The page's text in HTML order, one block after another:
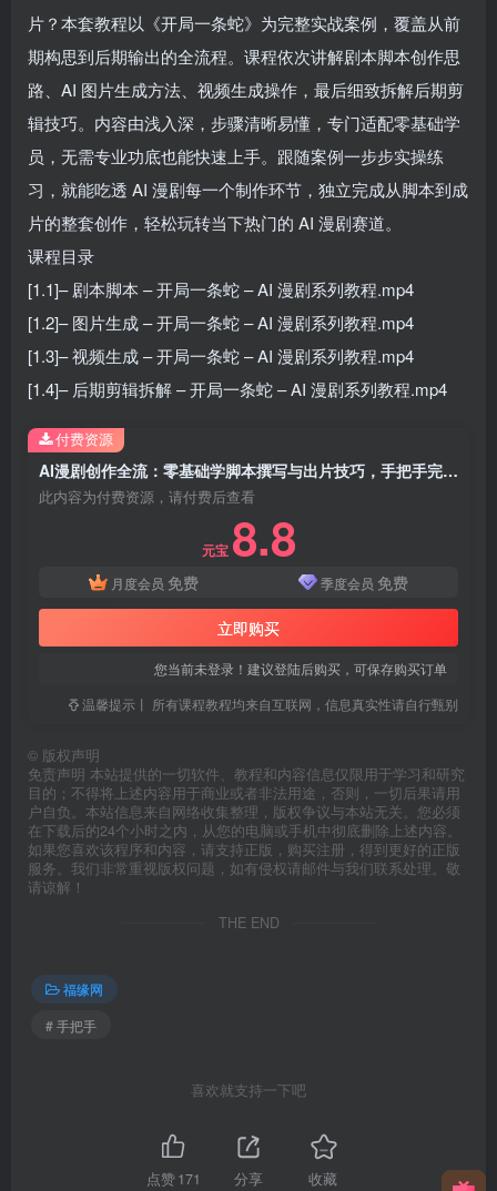
片？本套教程以《开局一条蛇》为完整实战案例，覆盖从前
期构思到后期输出的全流程。课程依次讲解剧本脚本创作思
路、AI 图片生成方法、视频生成操作，最后细致拆解后期剪
辑技巧。内容由浅入深，步骤清晰易懂，专门适配零基础学
员，无需专业功底也能快速上手。跟随案例一步步实操练
习，就能吃透 AI 漫剧每一个制作环节，独立完成从脚本到成
片的整套创作，轻松玩转当下热门的 AI 漫剧赛道。
课程目录
[1.1]– 剧本脚本 – 开局一条蛇 – AI 漫剧系列教程.mp4
[1.2]– 图片生成 – 开局一条蛇 – AI 漫剧系列教程.mp4
[1.3]– 视频生成 – 开局一条蛇 – AI 漫剧系列教程.mp4
[1.4]– 后期剪辑拆解 – 开局一条蛇 – AI 漫剧系列教程.mp4
AI漫剧创作全流：零基础学脚本撰写与出片技巧，手把手完成漫剧制作
此内容为付费资源，请付费后查看
元宝 8.8
月度会员 免费 季度会员 免费
立即购买
您当前未登录！建议登陆后购买，可保存购买订单
温馨提示丨 所有课程教程均来自互联网，信息真实性请自行甄别
付费资源
© 版权声明
免责声明 本站提供的一切软件、教程和内容信息仅限用于学习和研究
目的；不得将上述内容用于商业或者非法用途，否则，一切后果请用
户自负。本站信息来自网络收集整理，版权争议与本站无关。您必须
在下载后的24个小时之内，从您的电脑或手机中彻底删除上述内容。
如果您喜欢该程序和内容，请支持正版，购买注册，得到更好的正版
服务。我们非常重视版权问题，如有侵权请邮件与我们联系处理。敬
请谅解！
THE END
福缘网
# 手把手
喜欢就支持一下吧
点赞171 分享 收藏